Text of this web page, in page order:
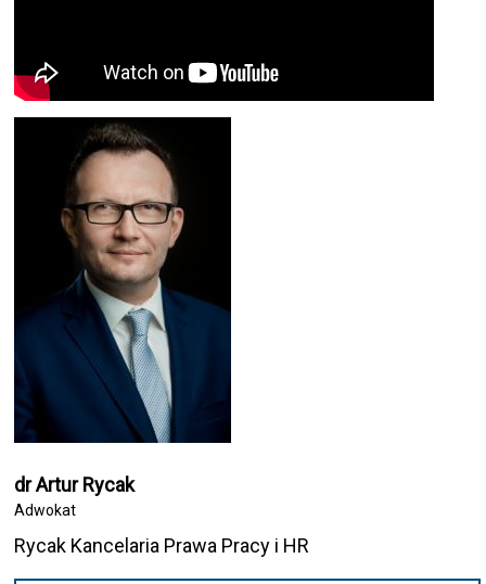
dr Artur Rycak
Adwokat
Rycak Kancelaria Prawa Pracy i HR